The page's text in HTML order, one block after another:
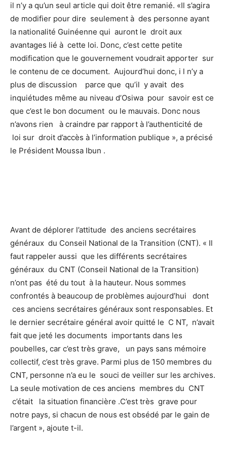
il n’y a qu’un seul article qui doit être remanié. «Il s’agira
de modifier pour dire seulement à des personne ayant
la nationalité Guinéenne qui auront le droit aux
avantages lié à cette loi. Donc, c’est cette petite
modification que le gouvernement voudrait apporter sur
le contenu de ce document. Aujourd’hui donc, i l n’y a
plus de discussion parce que qu’il y avait des
inquiétudes même au niveau d’Osiwa pour savoir est ce
que c’est le bon document ou le mauvais. Donc nous
n’avons rien à craindre par rapport à l’authenticité de
loi sur droit d’accès à l’information publique », a précisé
le Président Moussa Ibun .
Avant de déplorer l’attitude des anciens secrétaires
généraux du Conseil National de la Transition (CNT). « Il
faut rappeler aussi que les différents secrétaires
généraux du CNT (Conseil National de la Transition)
n’ont pas été du tout à la hauteur. Nous sommes
confrontés à beaucoup de problèmes aujourd’hui dont
ces anciens secrétaires généraux sont responsables. Et
le dernier secrétaire général avoir quitté le C NT, n’avait
fait que jeté les documents importants dans les
poubelles, car c’est très grave, un pays sans mémoire
collectif, c’est très grave. Parmi plus de 150 membres du
CNT, personne n’a eu le souci de veiller sur les archives.
La seule motivation de ces anciens membres du CNT
c’était la situation financière .C’est très grave pour
notre pays, si chacun de nous est obsédé par le gain de
l’argent », ajoute t-il.